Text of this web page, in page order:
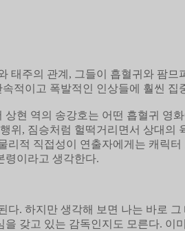
태주의 관계, 그들이 흡혈귀와 팜므
적이고 폭발적인 인상들에 훨씬 집
현 역의 송강호는 어떤 흡혈귀 영
위, 짐승처럼 헐떡거리면서 상대의
적 직접성이 연출자에게는 캐릭터
령이라고 생각한다.
. 하지만 생각해 보면 나는 바로
갖고 있는 감독인지도 모른다. 이